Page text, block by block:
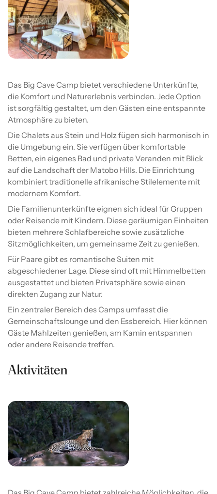
Das Big Cave Camp bietet verschiedene Unterkünfte,
die Komfort und Naturerlebnis verbinden. Jede Option
ist sorgfältig gestaltet, um den Gästen eine entspannte
Atmosphäre zu bieten.
Die Chalets aus Stein und Holz fügen sich harmonisch in
die Umgebung ein. Sie verfügen über komfortable
Betten, ein eigenes Bad und private Veranden mit Blick
auf die Landschaft der Matobo Hills. Die Einrichtung
kombiniert traditionelle afrikanische Stilelemente mit
modernem Komfort.
Die Familienunterkünfte eignen sich ideal für Gruppen
oder Reisende mit Kindern. Diese geräumigen Einheiten
bieten mehrere Schlafbereiche sowie zusätzliche
Sitzmöglichkeiten, um gemeinsame Zeit zu genießen.
Für Paare gibt es romantische Suiten mit
abgeschiedener Lage. Diese sind oft mit Himmelbetten
ausgestattet und bieten Privatsphäre sowie einen
direkten Zugang zur Natur.
Ein zentraler Bereich des Camps umfasst die
Gemeinschaftslounge und den Essbereich. Hier können
Gäste Mahlzeiten genießen, am Kamin entspannen
oder andere Reisende treffen.
Aktivitäten